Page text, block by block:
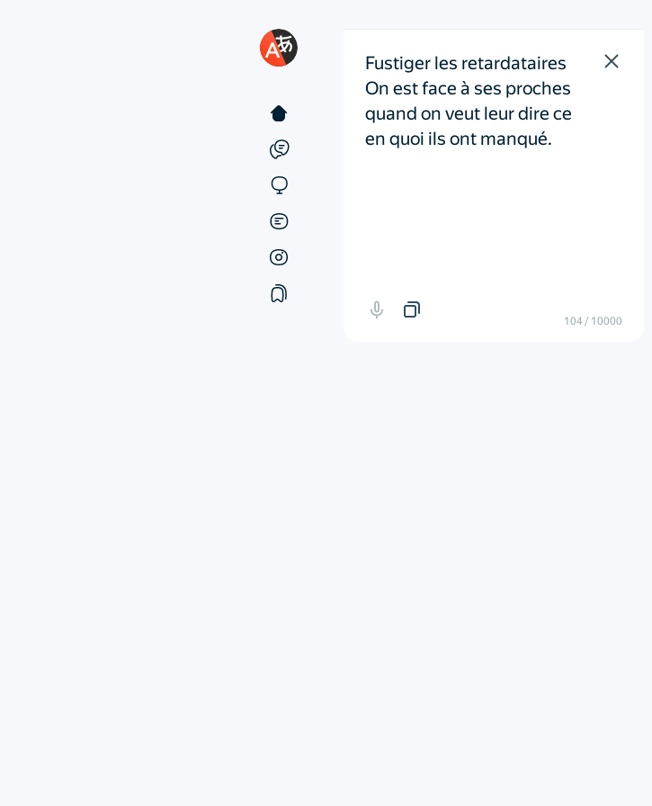
Fustiger les retardataires
On est face à ses proches
quand on veut leur dire ce
en quoi ils ont manqué.
104 / 10000